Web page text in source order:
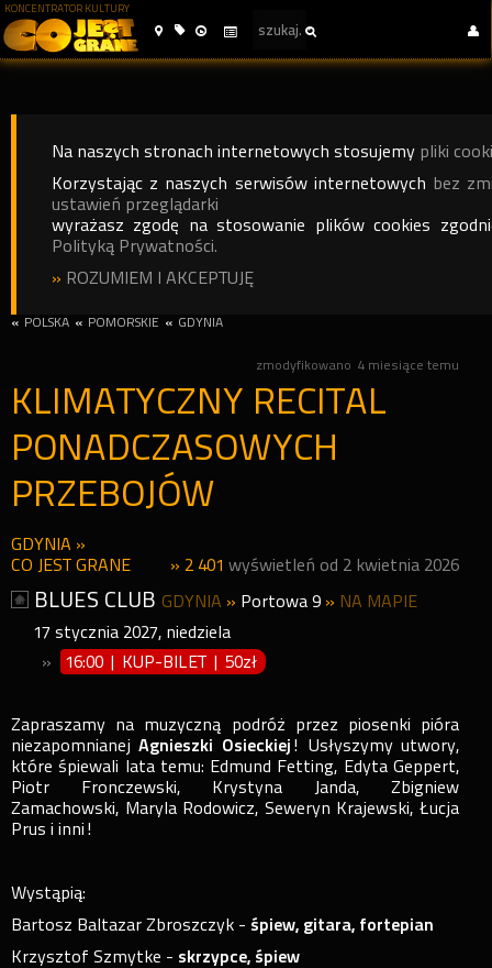
KONCENTRATOR KULTURY
Na naszych stronach internetowych stosujemy pliki
Korzystając z naszych serwisów internetowych bez
ustawień przeglądarki
wyrażasz zgodę na stosowanie plików cookies
Polityką Prywatności.
» ROZUMIEM I AKCEPTUJĘ
« POLSKA « POMORSKIE « GDYNIA
zmodyfikowano 4 miesiące temu
KLIMATYCZNY RECITAL
PONADCZASOWYCH
PRZEBOJÓW
GDYNIA »
CO JEST GRANE
» 2 401 wyświetleń od 2 kwietnia 2026
BLUES CLUB GDYNIA » Portowa 9 » NA MAPIE
17 stycznia 2027, niedziela
»
16:00 | KUP-BILET | 50zł
Zapraszamy na muzyczną podróż przez piosenki pióra
niezapomnianejAgnieszki Osieckiej ! Usłyszymy utwory,
które śpiewali lata temu: Edmund Fetting, Edyta Geppert,
Piotr Fronczewski, Krystyna Janda, Zbigniew
Zamachowski, Maryla Rodowicz, Seweryn Krajewski, Łucja
Prus i inni!
Wystąpią:
Bartosz Baltazar Zbroszczyk - śpiew, gitara, fortepian
Krzysztof Szmytke - skrzypce, śpiew